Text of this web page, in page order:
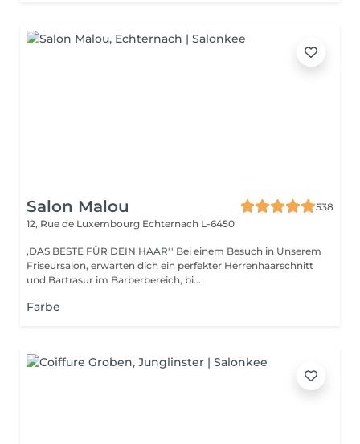
Salon Malou
538
12, Rue de Luxembourg Echternach L-6450
,DAS BESTE FÜR DEIN HAAR'' Bei einem Besuch in Unserem
Friseursalon, erwarten dich ein perfekter Herrenhaarschnitt
und Bartrasur im Barberbereich, bi...
Farbe